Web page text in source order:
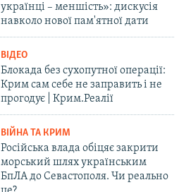
українці – меншість»: дискусія
навколо нової пам'ятної дати
ВІДЕО
Блокада без сухопутної операції:
Крим сам себе не заправить і не
прогодує | Крим.Реалії
ВІЙНА ТА КРИМ
Російська влада обіцяє закрити
морський шлях українським
БпЛА до Севастополя. Чи реально